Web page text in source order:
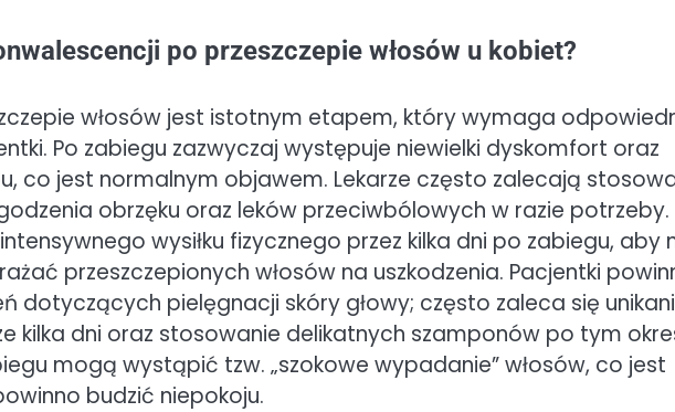
po przeszczepie włosów u kobiet?
włosów jest istotnym etapem, który wymaga
Po zabiegu zazwyczaj występuje niewielki dyskomfort oraz
co jest normalnym objawem. Lekarze często zalecają
obrzęku oraz leków przeciwbólowych w razie potrzeby.
wysiłku fizycznego przez kilka dni po zabiegu, aby
przeszczepionych włosów na uszkodzenia. Pacjentki
dotyczących pielęgnacji skóry głowy; często zaleca się
kilka dni oraz stosowanie delikatnych szamponów po tym
mogą wystąpić tzw. „szokowe wypadanie” włosów, co jest
budzić niepokoju.